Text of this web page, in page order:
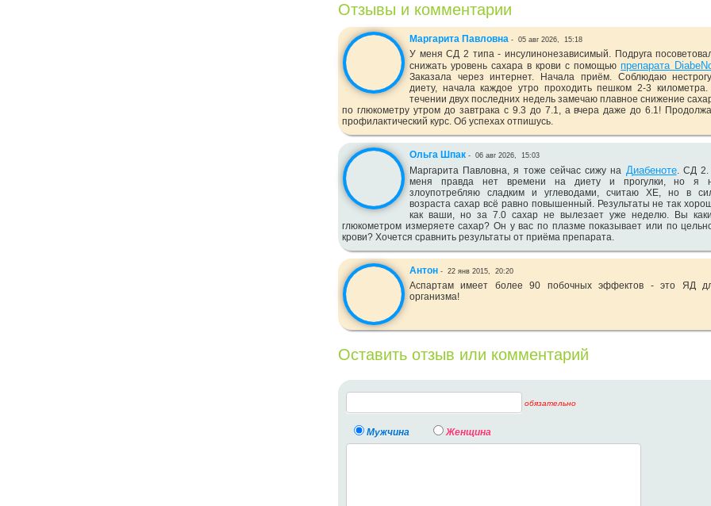
Отзывы и комментарии
Маргарита Павловна - 05 авг 2026, 15:18
У меня СД 2 типа - инсулинонезависимый. Подруга
снижать уровень сахара в крови с помощьюпрепарата
Заказала через интернет. Начала приём. Соблюдаю
диету, начала каждое утро проходить пешком 2-3
течении двух последних недель замечаю плавное снижение
по глюкометру утром до завтрака с 9.3 до 7.1, а вчера даже до 6.1!
профилактический курс. Об успехах отпишусь.
Ольга Шпак - 06 авг 2026, 15:03
Маргарита Павловна, я тоже сейчас сижу на Диабеноте. СД 2.
меня правда нет времени на диету и прогулки, но я
злоупотребляю сладким и углеводами, считаю ХЕ, но в
возраста сахар всё равно повышенный. Результаты не так
как ваши, но за 7.0 сахар не вылезает уже неделю. Вы
глюкометром измеряете сахар? Он у вас по плазме показывает или по
крови? Хочется сравнить результаты от приёма препарата.
Антон - 22 янв 2015, 20:20
Аспартам имеет более 90 побочных эффектов - это ЯД
организма!
Оставить отзыв или комментарий
обязательно
Мужчина Женщина